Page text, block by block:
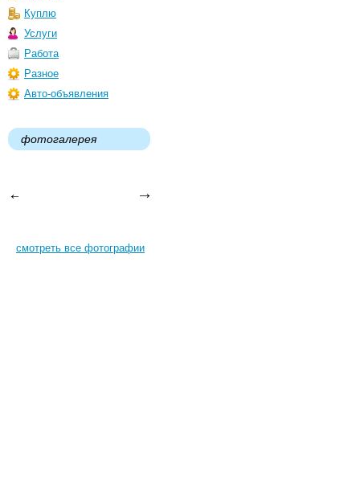
Куплю
Услуги
Работа
Разное
Авто-объявления
фотогалерея
смотреть все фотографии